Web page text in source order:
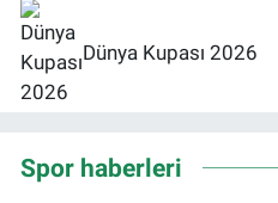
Dünya Kupası 2026
Spor haberleri